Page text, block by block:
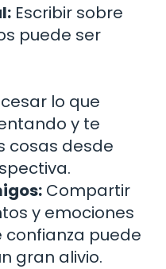
Escribir sobre
puede ser
lo que
y te
cosas desde
Compartir
y emociones
puede
gran alivio.